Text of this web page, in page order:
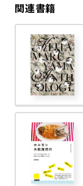
関連書籍